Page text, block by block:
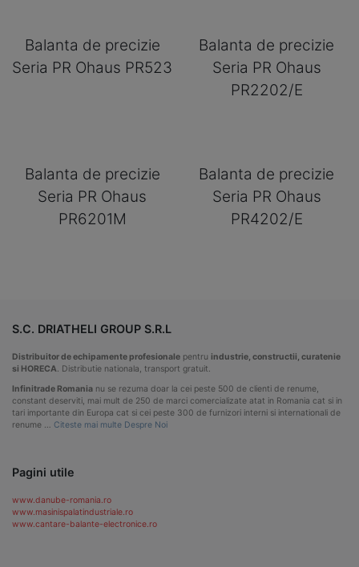
Balanta de precizie
Seria PR Ohaus PR523
Balanta de precizie
Seria PR Ohaus
PR2202/E
Balanta de precizie
Seria PR Ohaus
PR6201M
Balanta de precizie
Seria PR Ohaus
PR4202/E
S.C. DRIATHELI GROUP S.R.L
Distribuitor de echipamente profesionale pentru industrie, constructii, curatenie
si HORECA . Distributie nationala, transport gratuit.
Infinitrade Romania nu se rezuma doar la cei peste 500 de clienti de renume,
constant deserviti, mai mult de 250 de marci comercializate atat in Romania cat si in
tari importante din Europa cat si cei peste 300 de furnizori interni si internationali de
renume … Citeste mai multe Despre Noi
Pagini utile
www.danube-romania.ro
www.masinispalatindustriale.ro
www.cantare-balante-electronice.ro